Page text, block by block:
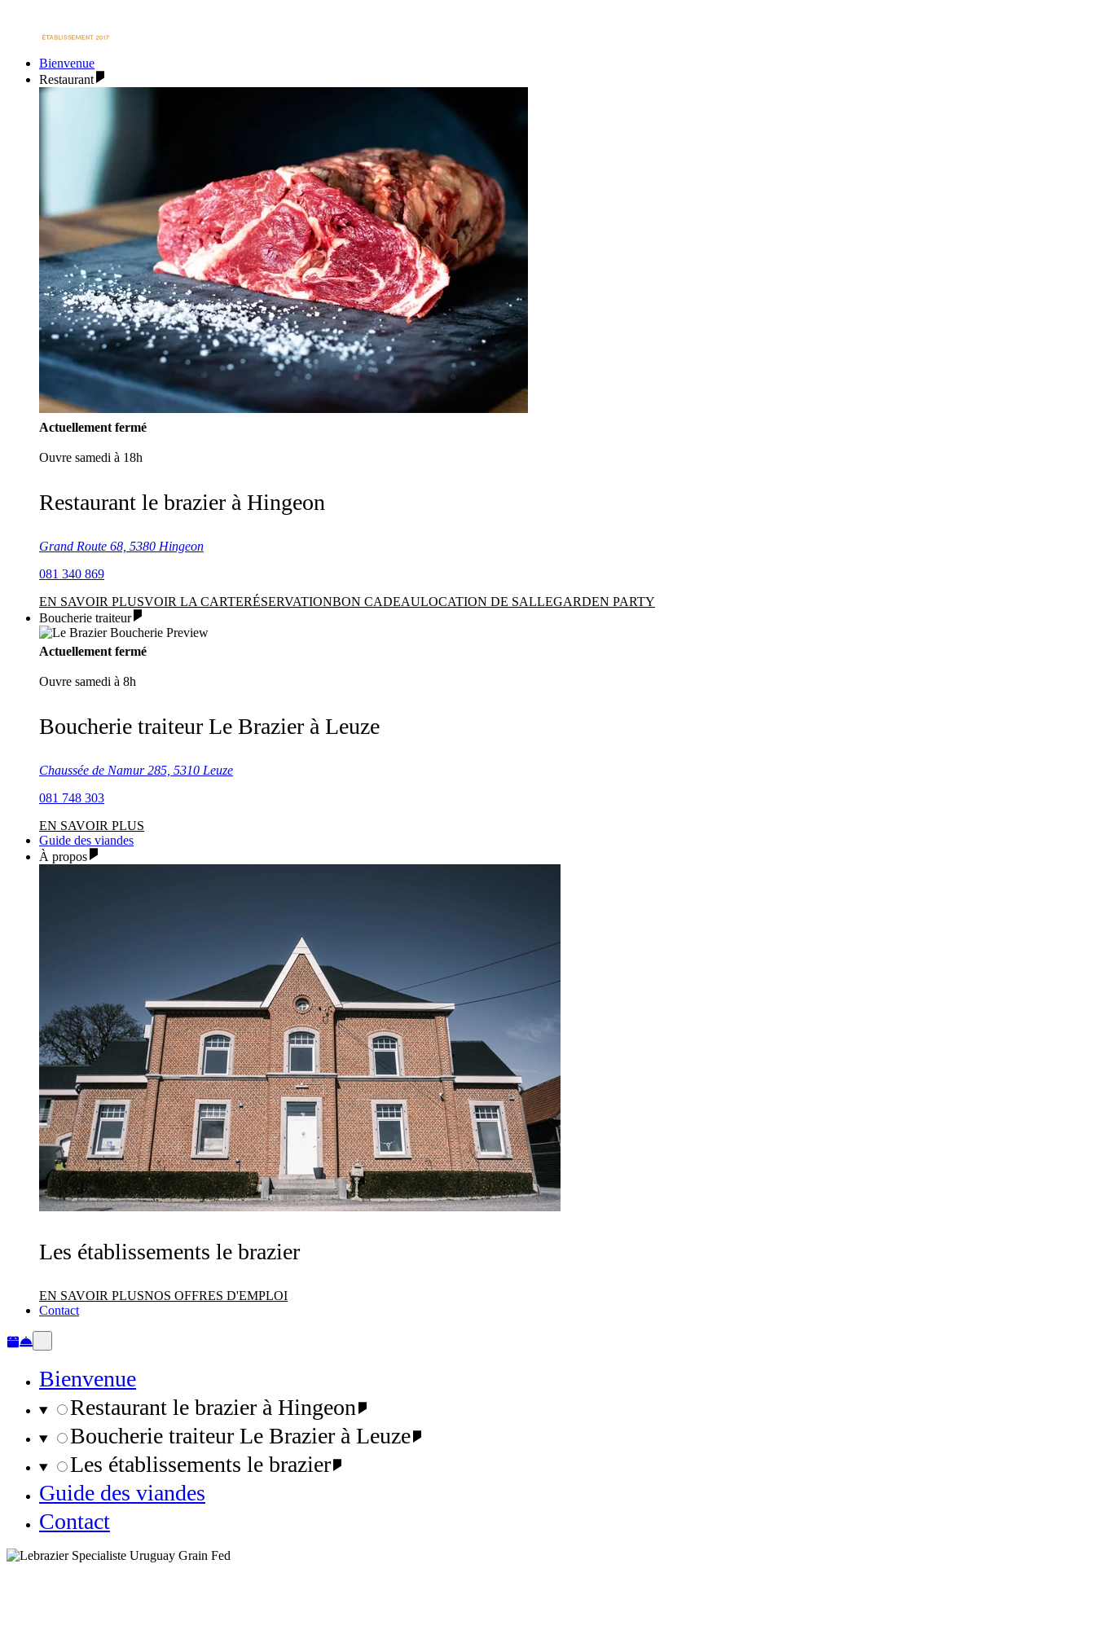
Bienvenue
Restaurant
Actuellement fermé
Ouvre samedi à 18h
Restaurant le brazier à Hingeon
Grand Route 68, 5380 Hingeon
081 340 869
EN SAVOIR PLUSVOIR LA CARTERÉSERVATIONBON CADEAULOCATION DE SALLEGARDEN PARTY
Boucherie traiteur
Actuellement fermé
Ouvre samedi à 8h
Boucherie traiteur Le Brazier à Leuze
Chaussée de Namur 285, 5310 Leuze
081 748 303
EN SAVOIR PLUS
Guide des viandes
À propos
Les établissements le brazier
EN SAVOIR PLUSNOS OFFRES D'EMPLOI
Contact
Bienvenue
Restaurant le brazier à Hingeon
Boucherie traiteur Le Brazier à Leuze
Les établissements le brazier
Guide des viandes
Contact